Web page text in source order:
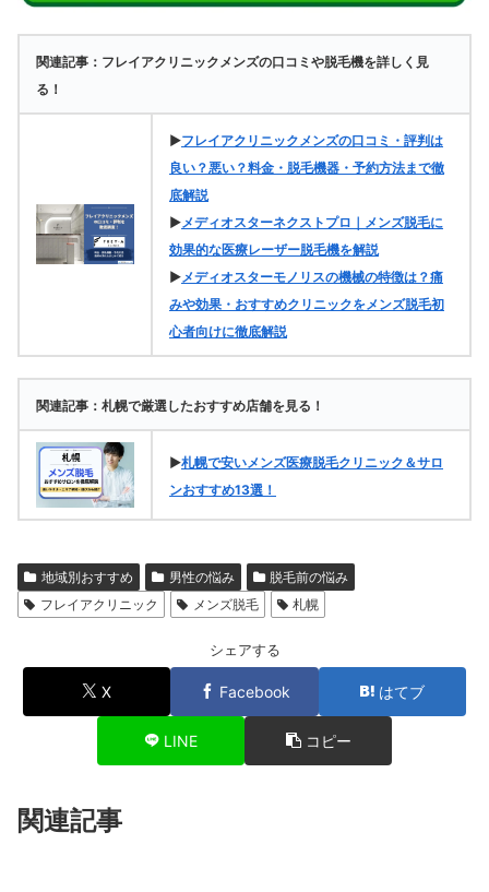
関連記事：フレイアクリニックメンズの口コミや脱毛機を詳しく見
る！
▶フレイアクリニックメンズの口コミ・評判は
良い？悪い？料金・脱毛機器・予約方法まで徹
底解説
▶ メディオスターネクストプロ｜メンズ脱毛に
効果的な医療レーザー脱毛機を解説
▶ メディオスターモノリスの機械の特徴は？痛
みや効果・おすすめクリニックをメンズ脱毛初
心者向けに徹底解説
関連記事：札幌で厳選したおすすめ店舗を見る！
▶札幌で安いメンズ医療脱毛クリニック＆サロ
ンおすすめ13選！
地域別おすすめ 男性の悩み
脱毛前の悩み
フレイアクリニック
メンズ脱毛 札幌
シェアする
X Facebook はてブ
LINE コピー
関連記事